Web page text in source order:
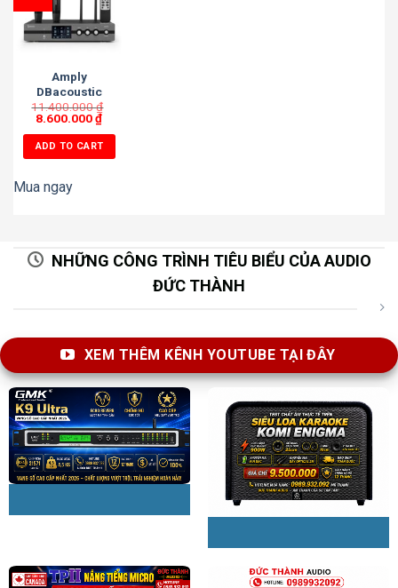
Amply
DBacoustic
AV600
11.400.000₫
8.600.000₫
ADD TO CART
Mua ngay
NHỮNG CÔNG TRÌNH TIÊU BIỂU CỦA AUDIO
ĐỨC THÀNH
XEM THÊM KÊNH YOUTUBE TẠI ĐÂY